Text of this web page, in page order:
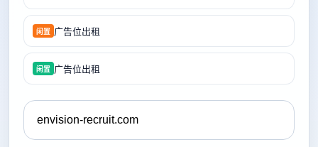
闲置 广告位出租
闲置 广告位出租